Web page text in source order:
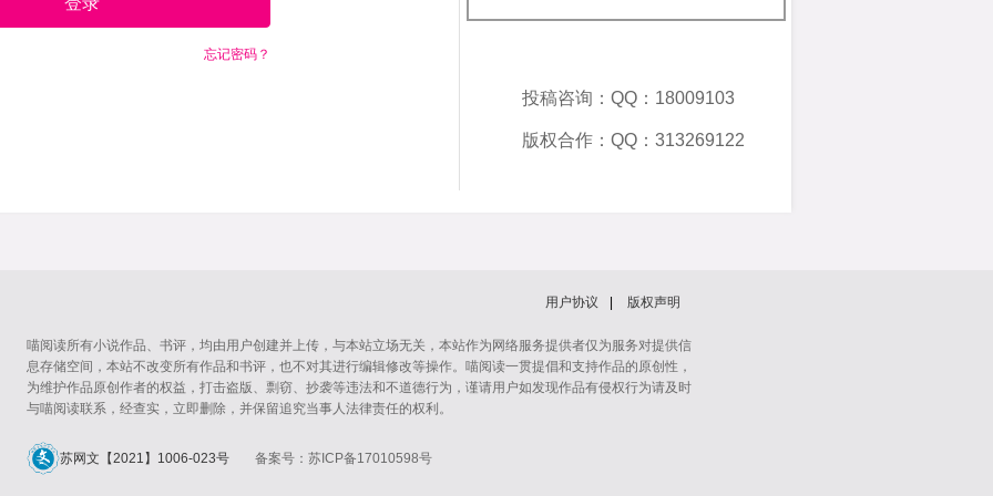
忘记密码？
投稿咨询：QQ：18009103
版权合作：QQ：313269122
用户协议 版权声明
喵阅读所有小说作品、书评，均由用户创建并上传，与本站立场无关，本站作为网络服务提供者仅为服务对提供信
息存储空间，本站不改变所有作品和书评，也不对其进行编辑修改等操作。喵阅读一贯提倡和支持作品的原创性，
为维护作品原创作者的权益，打击盗版、剽窃、抄袭等违法和不道德行为，谨请用户如发现作品有侵权行为请及时
与喵阅读联系，经查实，立即删除，并保留追究当事人法律责任的权利。
苏网文【2021】1006-023号 备案号：苏ICP备17010598号